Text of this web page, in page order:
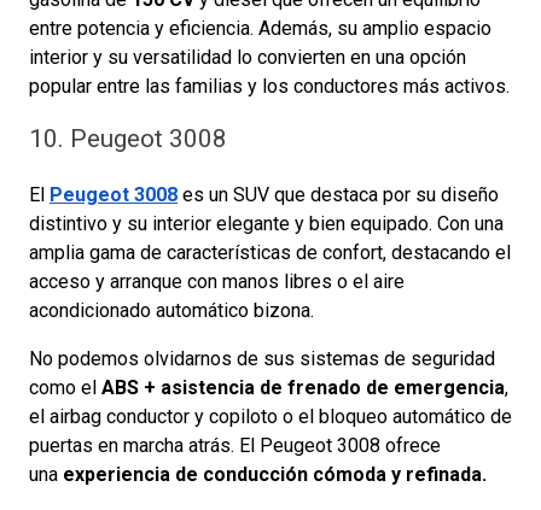
entre potencia y eficiencia. Además, su amplio espacio
interior y su versatilidad lo convierten en una opción
popular entre las familias y los conductores más activos.
10. Peugeot 3008
El Peugeot 3008 es un SUV que destaca por su diseño
distintivo y su interior elegante y bien equipado. Con una
amplia gama de características de confort, destacando el
acceso y arranque con manos libres o el aire
acondicionado automático bizona.
No podemos olvidarnos de sus sistemas de seguridad
como el ABS + asistencia de frenado de emergencia,
el airbag conductor y copiloto o el bloqueo automático de
puertas en marcha atrás. El Peugeot 3008 ofrece
una experiencia de conducción cómoda y refinada.